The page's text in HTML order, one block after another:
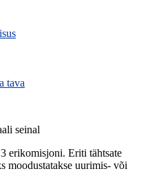
tava
erikomisjoni. Eriti tähtsate
moodustatakse uurimis- või